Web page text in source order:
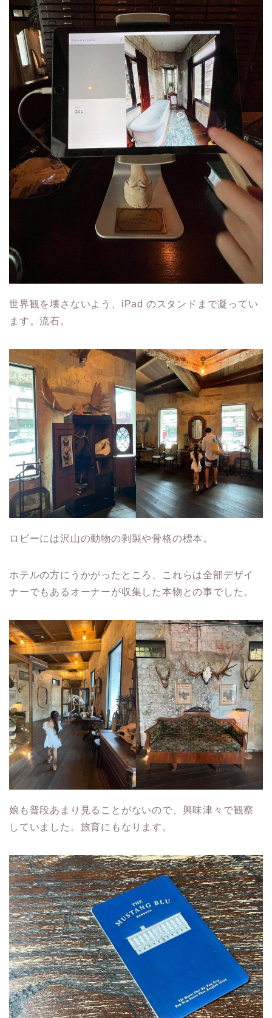
世界観を壊さないよう、iPad のスタンドまで凝ってい
ます。流石。
ロビーには沢山の動物の剥製や骨格の標本。
ホテルの方にうかがったところ、これらは全部デザイ
ナーでもあるオーナーが収集した本物との事でした。
娘も普段あまり見ることがないので、興味津々で観察
していました。旅育にもなります。